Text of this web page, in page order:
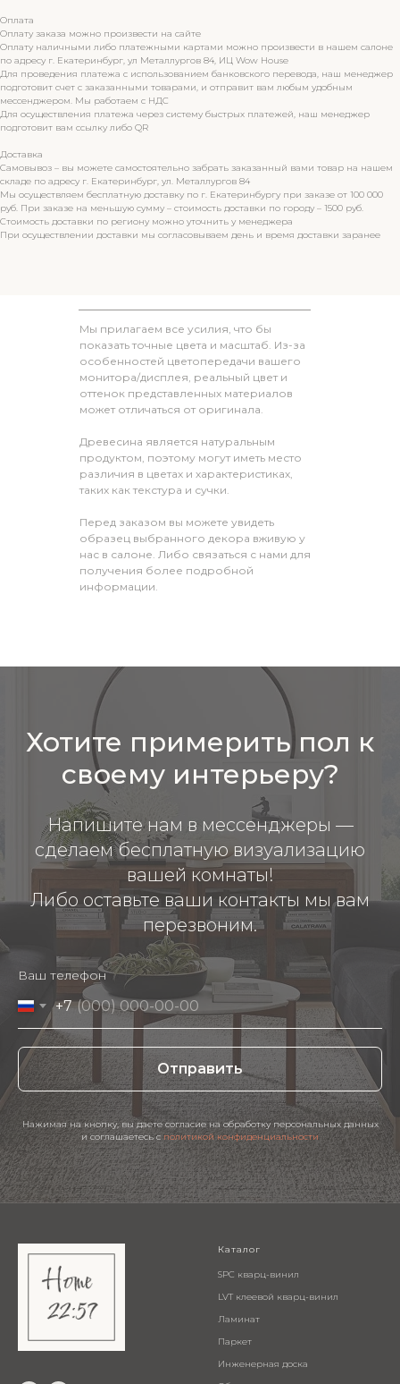
Оплата
Оплату заказа можно произвести на сайте
Оплату наличными либо платежными картами можно произвести в нашем салоне
по адресу г. Екатеринбург, ул Металлургов 84, ИЦ Wow House
Для проведения платежа с использованием банковского перевода, наш менеджер
подготовит счет с заказанными товарами, и отправит вам любым удобным
мессенджером. Мы работаем с НДС
Для осуществления платежа через систему быстрых платежей, наш менеджер
подготовит вам ссылку либо QR
Доставка
Самовывоз – вы можете самостоятельно забрать заказанный вами товар на нашем
складе по адресу г. Екатеринбург, ул. Металлургов 84
Мы осуществляем бесплатную доставку по г. Екатеринбургу при заказе от 100 000
руб. При заказе на меньшую сумму – стоимость доставки по городу – 1500 руб.
Стоимость доставки по региону можно уточнить у менеджера
При осуществлении доставки мы согласовываем день и время доставки заранее
Мы прилагаем все усилия, что бы
показать точные цвета и масштаб. Из-за
особенностей цветопередачи вашего
монитора/дисплея, реальный цвет и
оттенок представленных материалов
может отличаться от оригинала.
Древесина является натуральным
продуктом, поэтому могут иметь место
различия в цветах и характеристиках,
таких как текстура и сучки.
Перед заказом вы можете увидеть
образец выбранного декора вживую у
нас в салоне. Либо связаться с нами для
получения более подробной
информации.
Хотите примерить пол к
своему интерьеру?
Напишите нам в мессенджеры —
сделаем бесплатную визуализацию
вашей комнаты!
Либо оставьте ваши контакты мы вам
перезвоним.
Ваш телефон
+7
Отправить
Нажимая на кнопку, вы даете согласие на обработку персональных данных
и соглашаетесь c политикой конфиденциальности
Каталог
SPC кварц-винил
LVT клеевой кварц-винил
Ламинат
Паркет
Инженерная доска